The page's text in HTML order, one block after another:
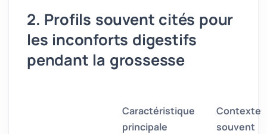
2. Profils souvent cités pour
les inconforts digestifs
pendant la grossesse
Caractéristique
principale
Contexte
souvent